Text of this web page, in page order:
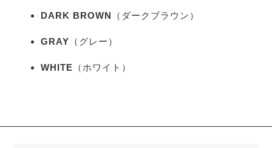
DARK BROWN （ダークブラウン）
GRAY （グレー）
WHITE （ホワイト）